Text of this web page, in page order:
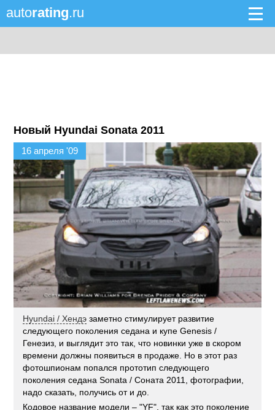
autorating.ru
Новый Hyundai Sonata 2011
16 апреля '09
Hyundai / Хендэ заметно стимулирует развитие
следующего поколения седана и купе Genesis /
Генезиз, и выглядит это так, что новинки уже в скором
времени должны появиться в продаже. Но в этот раз
фотошпионам попался прототип следующего
поколения седана Sonata / Соната 2011, фотографии,
надо сказать, получись от и до.
Кодовое название модели – "YF", так как это поколение